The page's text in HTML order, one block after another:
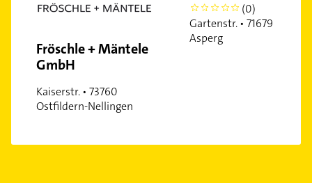
Fröschle + Mäntele
GmbH
Kaiserstr. • 73760
Ostfildern-Nellingen
0
(0)
Gartenstr. • 71679
Asperg